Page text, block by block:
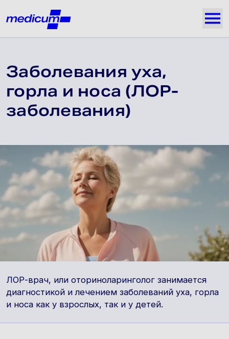
Medicum
Заболевания уха,
горла и носа (ЛОР-
заболевания)
ЛОР-врач, или оториноларинголог занимается
диагностикой и лечением заболеваний уха, горла
и носа как у взрослых, так и у детей.